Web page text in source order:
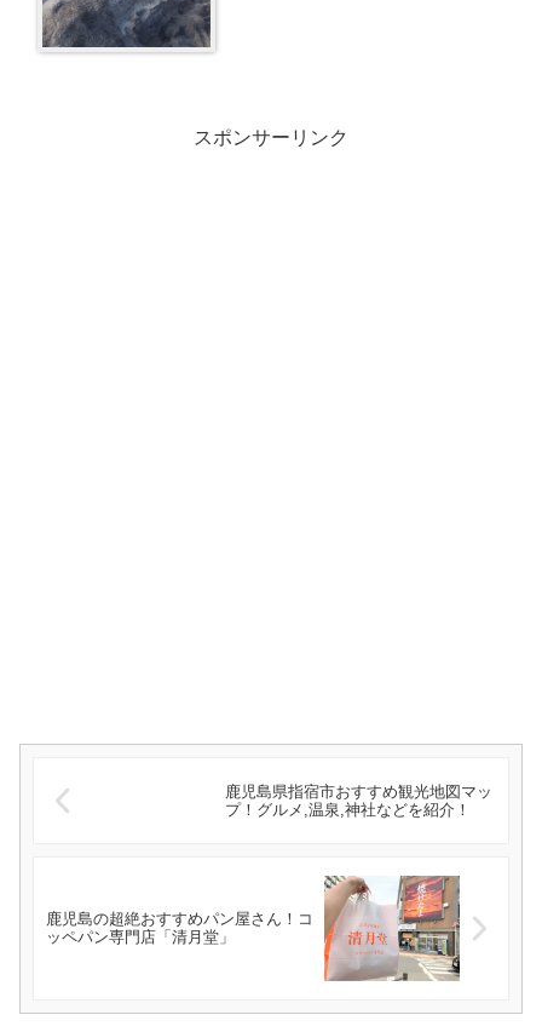
スポンサーリンク
鹿児島県指宿市おすすめ観光地図マッ
プ！グルメ,温泉,神社などを紹介！
鹿児島の超絶おすすめパン屋さん！コ
ッペパン専門店「清月堂」